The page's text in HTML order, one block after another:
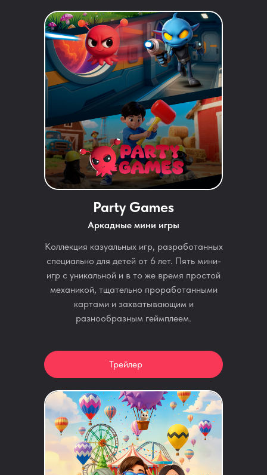
Трейлер
Коллекция казуальных игр, разработанных
специально для детей от 6 лет. Пять мини-
игр с уникальной и в то же время простой
механикой, тщательно проработанными
картами и захватывающим и
разнообразным геймплеем.
Аркадные мини игры
Party Games